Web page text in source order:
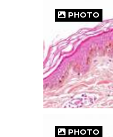
PHOTO
PHOTO